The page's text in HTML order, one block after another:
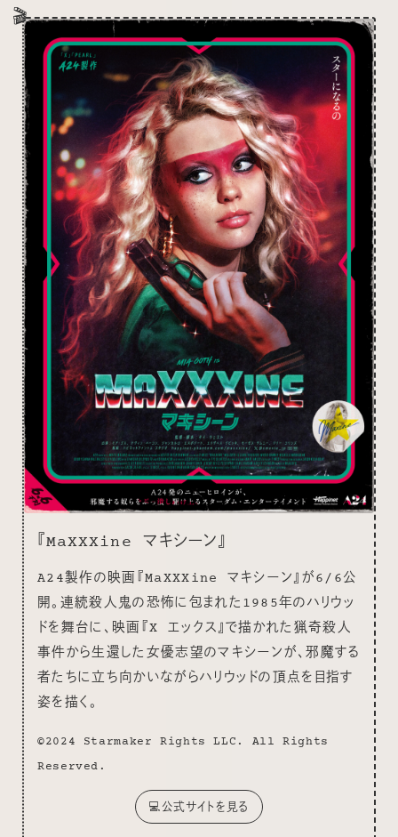
🎬
『MaXXXine マキシーン』
A24製作の映画『MaXXXine マキシーン』が6/6公
開。連続殺人鬼の恐怖に包まれた1985年のハリウッ
ドを舞台に、映画『X エックス』で描かれた猟奇殺人
事件から生還した女優志望のマキシーンが、邪魔する
者たちに立ち向かいながらハリウッドの頂点を目指す
姿を描く。
©︎2024 Starmaker Rights LLC. All Rights
Reserved.
💻公式サイトを見る